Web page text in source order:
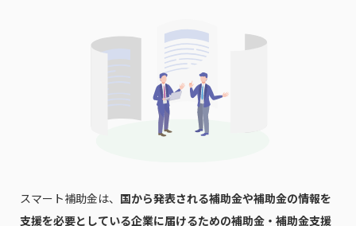
スマート補助金は、 国から発表される補助金や補助金の情報を
支援を必要としている企業に届けるための補助金・補助金支援